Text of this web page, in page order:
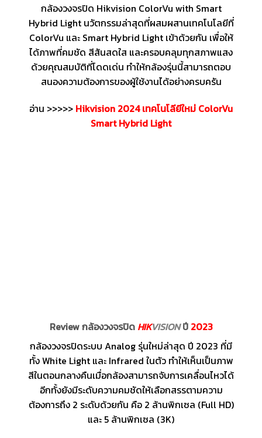
กล้องวงจรปิด Hikvision ColorVu with Smart
Hybrid Light นวัตกรรมล่าสุดที่ผสมผสานเทคโนโลยีที่
ColorVu และ Smart Hybrid Light เข้าด้วยกัน เพื่อให้
ได้ภาพที่คมชัด สีสันสดใส และครอบคลุมทุกสภาพแสง
ด้วยคุณสมบัติที่โดดเด่น ทำให้กล้องรุ่นนี้สามารถตอบ
สนองความต้องการของผู้ใช้งานได้อย่างครบครัน
อ่าน >>>>> Hikvision 2024 เทคโนโลียีใหม่ ColorVu
Smart Hybrid Light
Review กล้องวงจรปิด HIKVISIONปี 2023
กล้องวงจรปิดระบบ Analog รุ่นใหม่ล่าสุด ปี 2023 ที่มี
ทั้ง White Light และ Infrared ในตัว ทำให้เห็นเป็นภาพ
สีในตอนกลางคืนเมื่อกล้องสามารถจับการเคลื่อนไหวได้
อีกทั้งยังมีระดับความคมชัดให้เลือกสรรตามความ
ต้องการถึง 2 ระดับด้วยกัน คือ 2 ล้านพิกเซล (Full HD)
และ 5 ล้านพิกเซล (3K)